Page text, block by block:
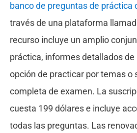
banco de preguntas de práctica
través de una plataforma
recurso incluye un amplio
práctica, informes detallados de
opción de practicar por temas o
completa de examen. La
cuesta 199 dólares e incluye
todas las preguntas. Las